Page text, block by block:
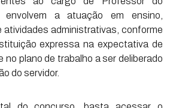
envolvem a atuação em ensino,
atividades administrativas, conforme
expressa na expectativa de
no plano de trabalho a ser deliberado
do servidor.